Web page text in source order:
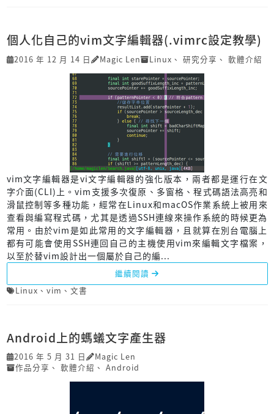
個人化自己的vim文字編輯器(.vimrc設定教學)
2016 年 12 月 14 日 Magic Len Linux 、 研究分享 、 軟體介紹
vim文字編輯器是vi文字編輯器的強化版本，兩者都是運行在文
字介面(CLI)上。vim支援多次復原、多窗格、程式碼語法高亮和
滑鼠控制等多種功能，經常在Linux和macOS作業系統上被用來
查看與編寫程式碼，尤其是透過SSH連線來操作系統的時候更為
常用。由於vim是如此常用的文字編輯器，且就算在別台電腦上
都有可能會使用SSH連回自己的主機使用vim來編輯文字檔案，
以至於替vim設計出一個屬於自己的編...
繼續閱讀
Linux 、 vim 、 文書
Android上的螞蟻文字產生器
2016 年 5 月 31 日
Magic Len
作品分享 、 軟體介紹 、 Android